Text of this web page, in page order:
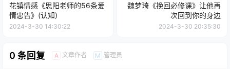
花镇情感《思阳老师的56条爱
情忠告》(认知)
2024-3-30 14:30:22
魏梦琦《挽回必修课》让他再
次回到你的身边
2024-3-30 20:35:30
0 条回复 A 文章作者 M 管理员